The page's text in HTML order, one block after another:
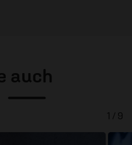
auch
1 / 9